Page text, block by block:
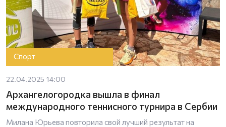
Спорт
22.04.2025 14:00
Архангелогородка вышла в финал
международного теннисного турнира в Сербии
Милана Юрьева повторила свой лучший результат на